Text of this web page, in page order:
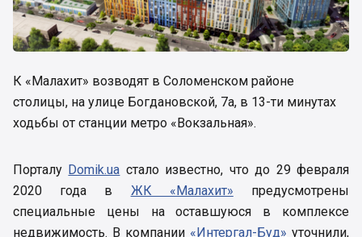
К «Малахит» возводят в Соломенском районе
столицы, на улице Богдановской, 7а, в 13-ти минутах
ходьбы от станции метро «Вокзальная».
Порталу Domik.ua стало известно, что до 29 февраля
2020 года в ЖК «Малахит» предусмотрены
специальные цены на оставшуюся в комплексе
недвижимость. В компании «Интергал-Буд» уточнили,